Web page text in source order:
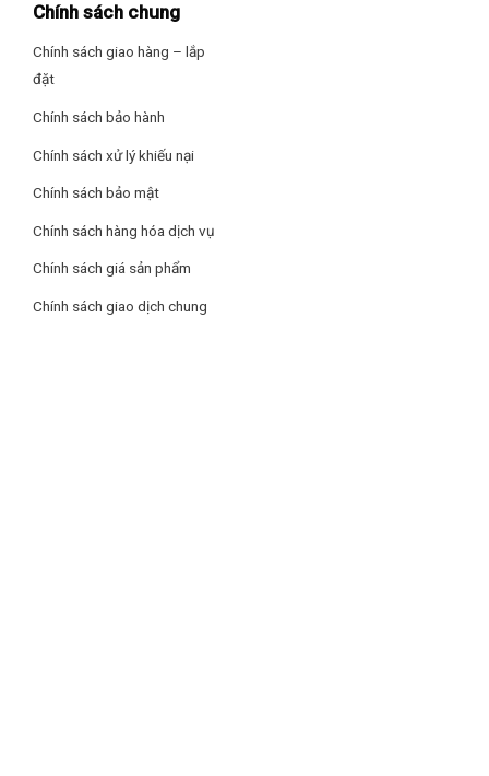
Chính sách chung
Chính sách giao hàng – lắp
đặt
Chính sách bảo hành
Chính sách xử lý khiếu nại
Chính sách bảo mật
Chính sách hàng hóa dịch vụ
Chính sách giá sản phẩm
Chính sách giao dịch chung